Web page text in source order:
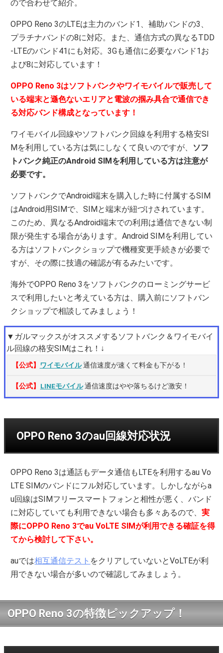
ので合わせて紹介。
OPPO Reno 3のLTEは主力のバンド1、補助バンドの3、
プラチナバンドの8に対応。また、通信方式の異なるTDD
-LTEのバンド41にも対応。3Gも通信に必要なバンド1お
よび8に対応しています！
OPPO Reno 3はソフトバンクやワイモバイルで販売して
いる端末と遜色ないエリアと電波の掴み具合で通信でき
る対応バンド構成となっています！
ワイモバイル回線やソフトバンク回線を利用する格安SI
Mを利用している方は気にしなくて良いのですが、 ソフ
トバンク純正のAndroid SIMを利用している方は注意が
必要です。
ソフトバンクでAndroid端末を購入した時に付属するSIM
はAndroid用SIMで、SIMと端末が紐づけされています。
このため、異なるAndroid端末での利用は通信できない制
限が発生する場合があります。Android SIMを利用してい
る方はソフトバンクショップで機種変更手続きが必要で
すが、その際に技適の確認が有るみたいです。
海外でOPPO Reno 3をソフトバンクのローミングサービ
スで利用したいと考えている方は、購入前にソフトバン
クショップで相談してみましょう！
▼ガルマックスがオススメするソフトバンク＆ワイモバイ
ル回線の格安SIMはこれ！↓
【公式】 ワイモバイル通信速度が速くて料金も下がる！
【公式】 LINEモバイル通信速度はやや落ちるけど激安！
OPPO Reno 3のau回線対応状況
OPPO Reno 3は通話もデータ通信もLTEを利用するau Vo
LTE SIMのバンドにフル対応しています。しかしながらa
u回線はSIMフリースマートフォンと相性が悪く、バンド
に対応していても利用できない場合も多々あるので、実
際にOPPO Reno 3でau VoLTE SIMが利用できる確証を得
てから検討して下さい。
auでは相互通信テスト をクリアしていないとVoLTEが利
用できない場合が多いので確認してみましょう。
OPPO Reno 3の特徴ピックアップ！